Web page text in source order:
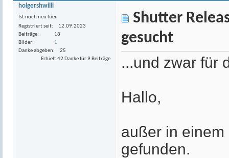
holgershwilli
Ist noch neu hier
Registriert seit
12.09.2023
Beiträge
18
Bilder
1
Danke abgeben
25
Erhielt 42 Danke für 9 Beiträge
Shutter
gesucht
...und zwar für
Hallo,
außer in
gefunden.